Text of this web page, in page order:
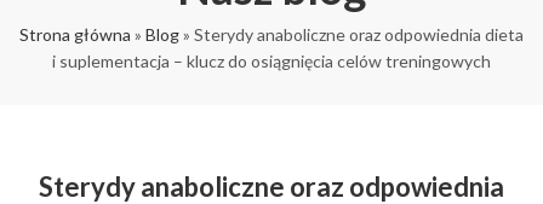
Strona główna » Blog» Sterydy anaboliczne oraz odpowiednia dieta
i suplementacja – klucz do osiągnięcia celów treningowych
Sterydy anaboliczne oraz odpowiednia